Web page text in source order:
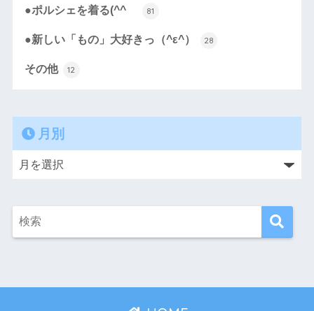
●ポルシェを着る(^^ゞ 81
●新しい「もの」大好きっ（^ε^） 28
その他 12
月別